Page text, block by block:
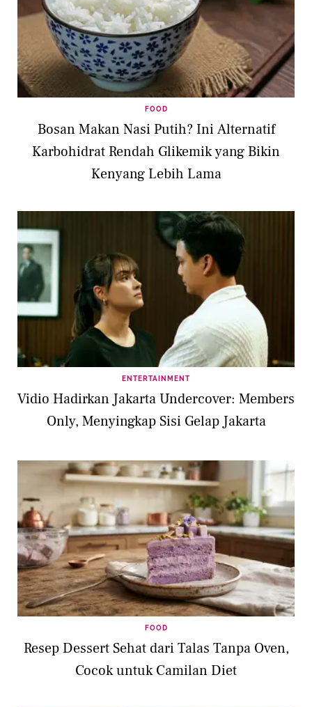
FOOD
Bosan Makan Nasi Putih? Ini Alternatif
Karbohidrat Rendah Glikemik yang Bikin
Kenyang Lebih Lama
ENTERTAINMENT
Vidio Hadirkan Jakarta Undercover: Members
Only, Menyingkap Sisi Gelap Jakarta
FOOD
Resep Dessert Sehat dari Talas Tanpa Oven,
Cocok untuk Camilan Diet